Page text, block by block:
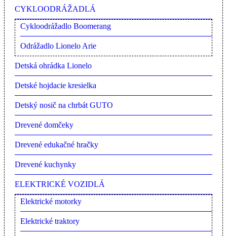
CYKLOODRÁŽADLÁ
Cykloodrážadlo Boomerang
Odrážadlo Lionelo Arie
Detská ohrádka Lionelo
Detské hojdacie kresielka
Detský nosič na chrbát GUTO
Drevené domčeky
Drevené edukačné hračky
Drevené kuchynky
ELEKTRICKÉ VOZIDLÁ
Elektrické motorky
Elektrické traktory